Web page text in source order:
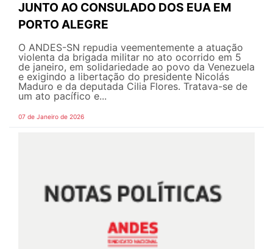
JUNTO AO CONSULADO DOS EUA EM
PORTO ALEGRE
O ANDES-SN repudia veementemente a atuação
violenta da brigada militar no ato ocorrido em 5
de janeiro, em solidariedade ao povo da Venezuela
e exigindo a libertação do presidente Nicolás
Maduro e da deputada Cilia Flores. Tratava-se de
um ato pacífico e...
07 de Janeiro de 2026